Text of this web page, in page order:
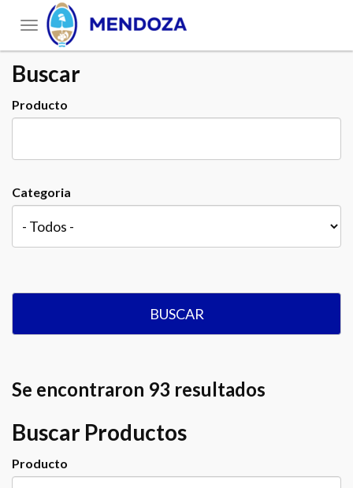
Toggle
navigation
Buscar
Producto
Categoria
BUSCAR
Se encontraron 93 resultados
Buscar Productos
Producto